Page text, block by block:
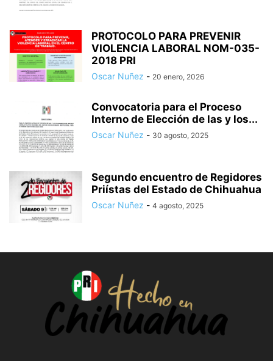
PROTOCOLO PARA PREVENIR
VIOLENCIA LABORAL NOM-035-
2018 PRI
Oscar Nuñez - 20 enero, 2026
Convocatoria para el Proceso
Interno de Elección de las y los...
Oscar Nuñez - 30 agosto, 2025
Segundo encuentro de Regidores
Priístas del Estado de Chihuahua
Oscar Nuñez - 4 agosto, 2025